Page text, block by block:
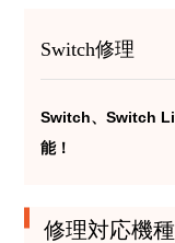
Switch修理
Switch、Switch
能！
修理対応機